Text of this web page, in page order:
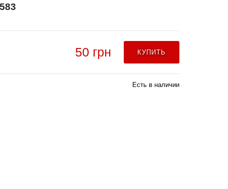
50 грн КУПИТЬ
Есть в наличии